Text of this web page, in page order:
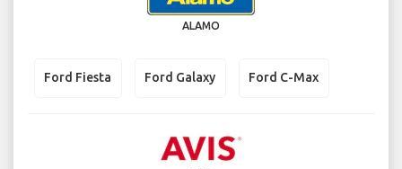
ALAMO
Ford Fiesta Ford Galaxy Ford C-Max